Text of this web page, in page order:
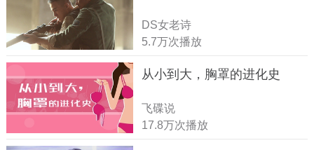
DS女老诗
5.7万次播放
从小到大，胸罩的进化史
飞碟说
17.8万次播放